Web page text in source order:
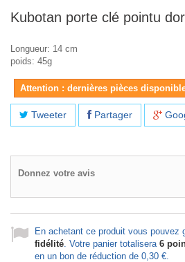
Kubotan porte clé pointu
Longueur: 14 cm
poids: 45g
Attention : dernières pièces
Tweeter Partager
Donnez votre avis
En achetant ce produit vous pouvez
fidélité . Votre panier totalisera 6
en un bon de réduction de 0,30 €